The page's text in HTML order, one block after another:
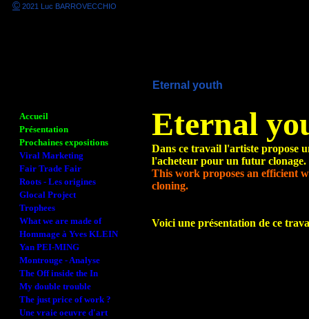
Accueil
Présentation
Prochaines expositions
Viral Marketing
Fair Trade Fair
Roots - Les origines
Glocal Project
Trophees
What we are made of
Hommage à Yves KLEIN
Yan PEI-MING
Montrouge - Analyse
The Off inside the In
My double trouble
The just price of work ?
Une vraie oeuvre d'art
Eternal youth
Eternal
Dans ce travail l'artiste propose
l'acheteur pour un futur clonage.
This work proposes an efficient
cloning.
Voici une présentation de ce
© 2021 Luc BARROVECCHIO